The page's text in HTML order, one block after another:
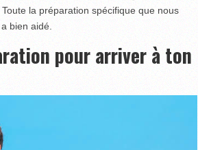
la préparation spécifique que nous
bien aidé.
pour arriver à ton